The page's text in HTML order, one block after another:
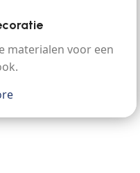
materialen voor een